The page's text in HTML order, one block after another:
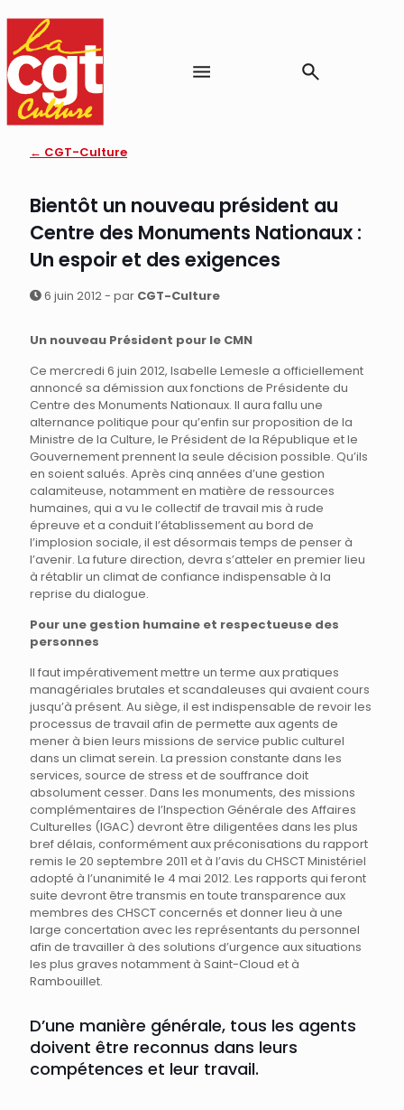
← CGT-Culture
Bientôt un nouveau président au
Centre des Monuments Nationaux :
Un espoir et des exigences
6 juin 2012 - par CGT-Culture
Un nouveau Président pour le CMN
Ce mercredi 6 juin 2012, Isabelle Lemesle a officiellement
annoncé sa démission aux fonctions de Présidente du
Centre des Monuments Nationaux. Il aura fallu une
alternance politique pour qu’enfin sur proposition de la
Ministre de la Culture, le Président de la République et le
Gouvernement prennent la seule décision possible. Qu’ils
en soient salués. Après cinq années d’une gestion
calamiteuse, notamment en matière de ressources
humaines, qui a vu le collectif de travail mis à rude
épreuve et a conduit l’établissement au bord de
l’implosion sociale, il est désormais temps de penser à
l’avenir. La future direction, devra s’atteler en premier lieu
à rétablir un climat de confiance indispensable à la
reprise du dialogue.
Pour une gestion humaine et respectueuse des
personnes
Il faut impérativement mettre un terme aux pratiques
managériales brutales et scandaleuses qui avaient cours
jusqu’à présent. Au siège, il est indispensable de revoir les
processus de travail afin de permette aux agents de
mener à bien leurs missions de service public culturel
dans un climat serein. La pression constante dans les
services, source de stress et de souffrance doit
absolument cesser. Dans les monuments, des missions
complémentaires de l’Inspection Générale des Affaires
Culturelles (IGAC) devront être diligentées dans les plus
bref délais, conformément aux préconisations du rapport
remis le 20 septembre 2011 et à l’avis du CHSCT Ministériel
adopté à l’unanimité le 4 mai 2012. Les rapports qui feront
suite devront être transmis en toute transparence aux
membres des CHSCT concernés et donner lieu à une
large concertation avec les représentants du personnel
afin de travailler à des solutions d’urgence aux situations
les plus graves notamment à Saint-Cloud et à
Rambouillet.
D’une manière générale, tous les agents
doivent être reconnus dans leurs
compétences et leur travail.